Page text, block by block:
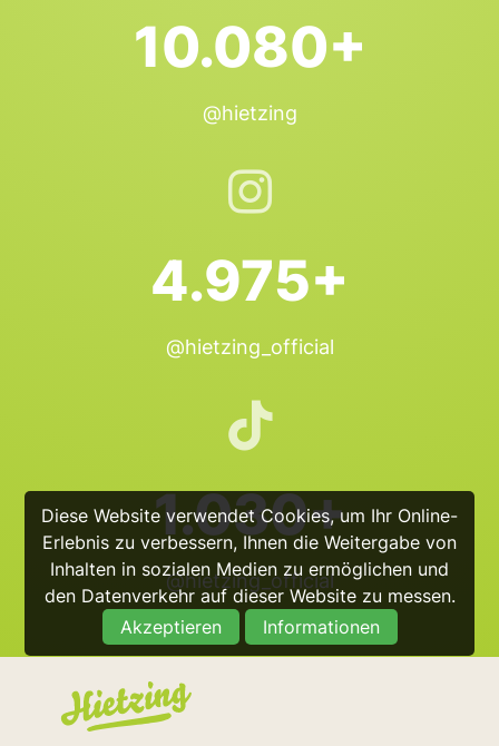
Diese Website verwendet Cookies, um Ihr Online-
Erlebnis zu verbessern, Ihnen die Weitergabe von
Inhalten in sozialen Medien zu ermöglichen und
den Datenverkehr auf dieser Website zu messen.
Akzeptieren
Informationen
10.080+
@hietzing
4.975+
@hietzing_official
1.030+
@hietzing_official